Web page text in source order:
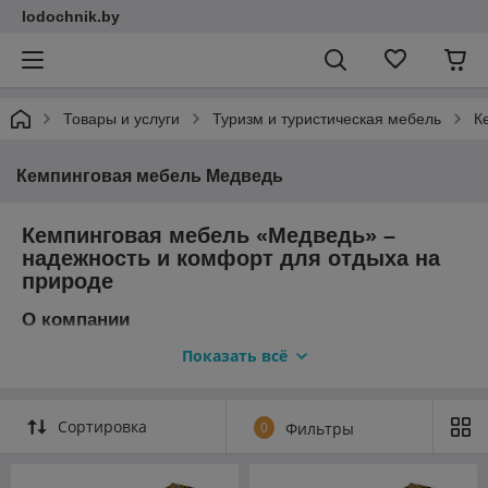
lodochnik.by
Товары и услуги Туризм и туристическая мебель
Кемпинговая мебель Медведь
Кемпинговая мебель «Медведь» –
надежность и комфорт для отдыха на
природе
О компании
Производитель «Медведь» с 1998 года специализируется на
усовершенствовала технологии, расширила ассортимент, но
сохранила главный принцип – доступные цены без
Показать всё
Сортировка 0 Фильтры